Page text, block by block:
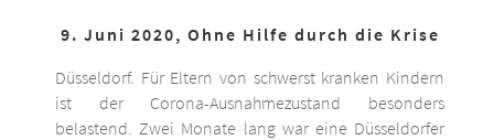
9. Juni 2020, Ohne Hilfe durch die Krise
Düsseldorf. Für Eltern von schwerst kranken Kindern
ist der Corona-Ausnahmezustand besonders
belastend. Zwei Monate lang war eine Düsseldorfer